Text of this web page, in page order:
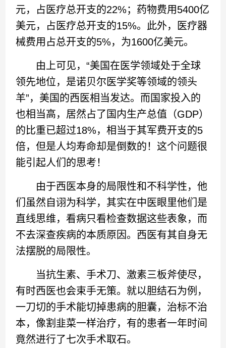
元，占医疗总开支的22%；药物费用5400亿
美元，占医疗总开支的15%。此外，医疗器
械费用占总开支的5%，为1600亿美元。
由上可见，“美国在医学领域处于全球
领先地位，是诺贝尔医学奖等领域的领头
羊”，美国的西医相当发达。而国家投入的
也相当高，居然占了国内生产总值（GDP）
的比重已超过18%，相当于其军费开支的5
倍，但是人均寿命却是倒数的！这个问题很
能引起人们的思考！
由于西医本身的局限性和不科学性，他
们虽然自诩为科学，其实在中医眼里他们是
直线思维，看病只看检查数据这些表象，而
不去深查疾病的本质原因。西医有其自身无
法摆脱的局限性。
当抗生素、手术刀、激素三板斧使尽，
有时西医也会束手无策。就以胆结石为例，
一刀切的手术能切掉患病的胆囊，治标不治
本，像割韭菜一样治疗，有的患者一年时间
竟然进行了七次手术取石。